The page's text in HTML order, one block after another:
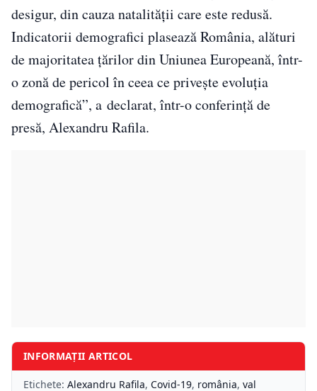
desigur, din cauza natalităţii care este redusă.
Indicatorii demografici plasează România, alături
de majoritatea ţărilor din Uniunea Europeană, într-
o zonă de pericol în ceea ce priveşte evoluţia
demografică”, a declarat, într-o conferinţă de
presă, Alexandru Rafila.
INFORMAȚII ARTICOL
Etichete: Alexandru Rafila, Covid-19, românia, val